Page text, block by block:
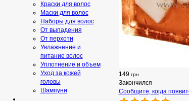
149 грн
Закончился
Сообщите, когда
Краски для волос
Маски для волос
Наборы для волос
От выпадения
От перхоти
Увлажнение и
питание волос
Уплотнение и объем
Уход за кожей
головы
Шампуни